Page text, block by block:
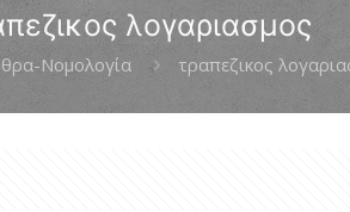
λογαριασμος
Νομολογία τραπεζικος